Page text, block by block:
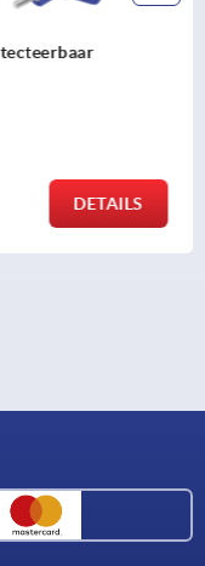
kunststof
DETAILS